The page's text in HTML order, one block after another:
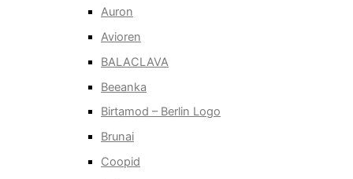
Auron
Avioren
BALACLAVA
Beeanka
Birtamod – Berlin Logo
Brunai
Coopid